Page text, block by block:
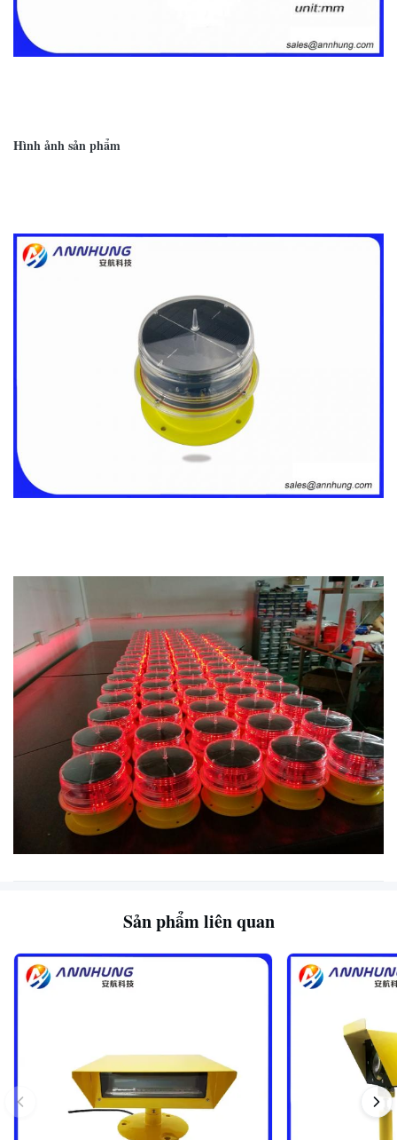
FAA L-810 loại A hoặc loại B cường độ
Hình ảnh sản phẩm
Sản phẩm liên quan